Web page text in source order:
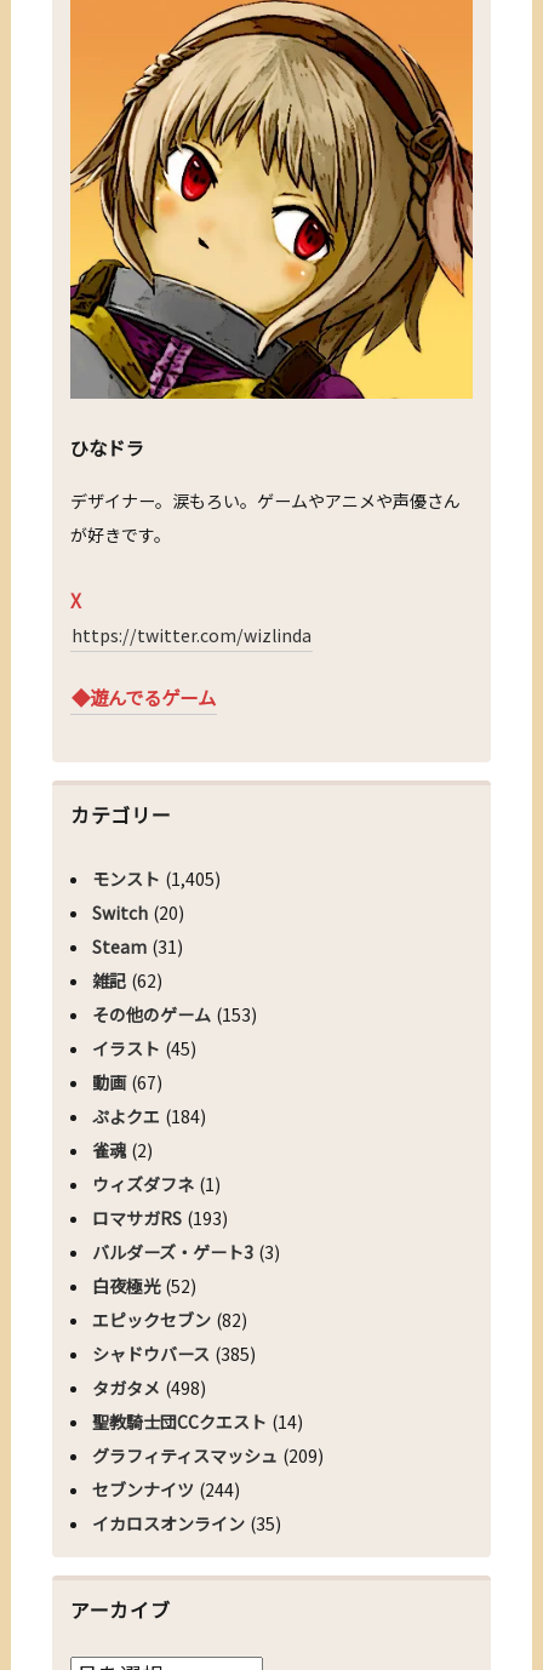
ひなドラ
デザイナー。涙もろい。ゲームやアニメや声優さん
が好きです。
X
https://twitter.com/wizlinda
◆遊んでるゲーム
カテゴリー
モンスト (1,405)
Switch (20)
Steam (31)
雑記 (62)
その他のゲーム (153)
イラスト (45)
動画 (67)
ぷよクエ (184)
雀魂 (2)
ウィズダフネ (1)
ロマサガRS (193)
バルダーズ・ゲート3 (3)
白夜極光 (52)
エピックセブン (82)
シャドウバース (385)
タガタメ (498)
聖教騎士団CCクエスト (14)
グラフィティスマッシュ (209)
セブンナイツ (244)
イカロスオンライン (35)
アーカイブ